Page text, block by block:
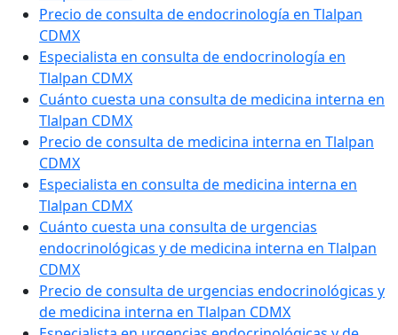
Precio de consulta de endocrinología en Tlalpan
CDMX
Especialista en consulta de endocrinología en
Tlalpan CDMX
Cuánto cuesta una consulta de medicina interna en
Tlalpan CDMX
Precio de consulta de medicina interna en Tlalpan
CDMX
Especialista en consulta de medicina interna en
Tlalpan CDMX
Cuánto cuesta una consulta de urgencias
endocrinológicas y de medicina interna en Tlalpan
CDMX
Precio de consulta de urgencias endocrinológicas y
de medicina interna en Tlalpan CDMX